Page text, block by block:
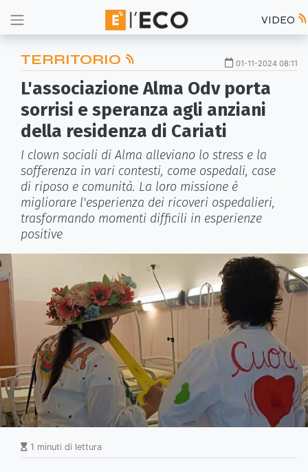
VIDEO
TERRITORIO 01-11-2024 08:11
L'associazione Alma Odv porta
sorrisi e speranza agli anziani
della residenza di Cariati
I clown sociali di Alma alleviano lo stress e la
sofferenza in vari contesti, come ospedali, case
di riposo e comunità. La loro missione è
migliorare l'esperienza dei ricoveri ospedalieri,
trasformando momenti difficili in esperienze
positive
1 minuti di lettura